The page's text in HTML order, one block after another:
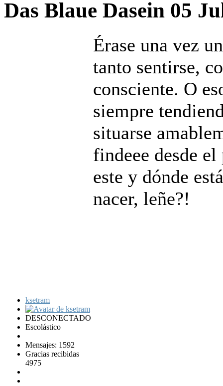
Das Blaue Dasein 05
ksetram
DESCONECTADO
Escolástico
Mensajes: 1592
Gracias recibidas
4975
Érase una vez
tanto sentirse,
consciente. O
siempre
situarse
findeee desde
este y dónde
nacer, leñe?!